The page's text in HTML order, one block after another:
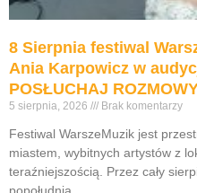
8 Sierpnia festiwal
Ania Karpowicz w
POSŁUCHAJ
5 sierpnia, 2026 Brak komentarzy
Festiwal WarszeMuzik jest
miastem, wybitnych artystów z
teraźniejszością. Przez cały